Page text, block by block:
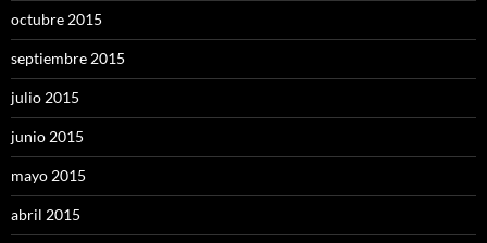
octubre 2015
septiembre 2015
julio 2015
junio 2015
mayo 2015
abril 2015